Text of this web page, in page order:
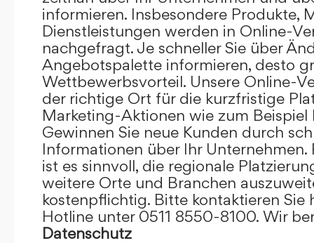
informieren. Insbesondere Produkte,
Dienstleistungen werden in Online-
nachgefragt. Je schneller Sie über
Angebotspalette informieren, desto
Wettbewerbsvorteil. Unsere Online-
der richtige Ort für die kurzfristige
Marketing-Aktionen wie zum Beispiel
Gewinnen Sie neue Kunden durch
Informationen über Ihr Unternehmen.
ist es sinnvoll, die regionale
weitere Orte und Branchen
kostenpflichtig. Bitte kontaktieren Sie
Hotline unter 0511 8550-8100. Wir
Datenschutz